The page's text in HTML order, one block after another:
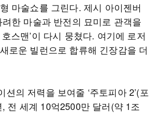
마술쇼를 그린다. 제시 아이젠버
한 마술과 반전의 묘미로 관객을
스맨’이 다시 뭉쳤다. 여기에 로저
로운 빌런으로 합류해 긴장감을 더
션의 저력을 보여줄 ‘주토피아 2’(포
전 세계 10억2500만 달러(약 1조